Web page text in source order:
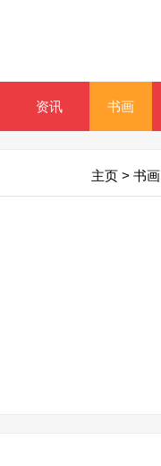
资讯 书画
主页 > 书画